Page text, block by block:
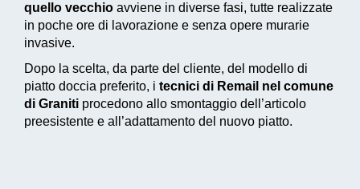
quello vecchio avviene in diverse fasi, tutte realizzate
in poche ore di lavorazione e senza opere murarie
invasive.
Dopo la scelta, da parte del cliente, del modello di
piatto doccia preferito, i tecnici di Remail nel comune
di Graniti procedono allo smontaggio dell’articolo
preesistente e all’adattamento del nuovo piatto.